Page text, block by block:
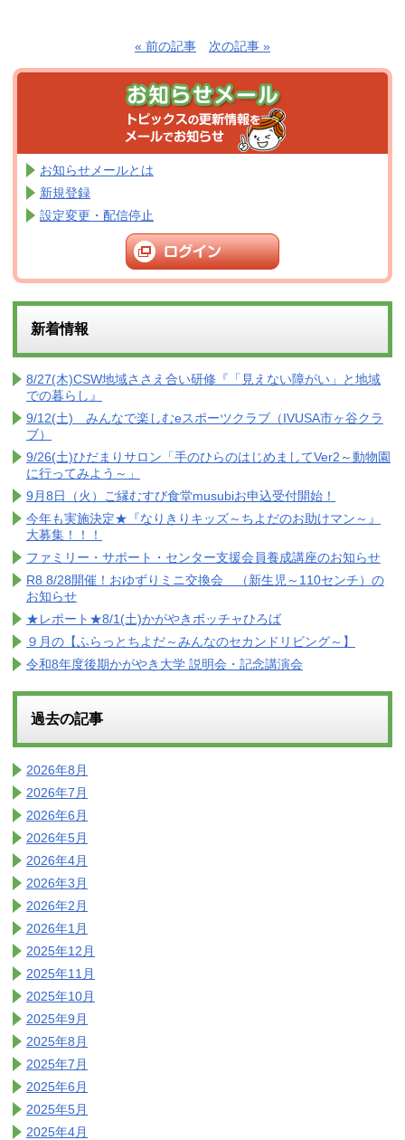
« 前の記事 次の記事 »
お知らせメールとは
新規登録
設定変更・配信停止
新着情報
8/27(木)CSW地域ささえ合い研修『「見えない障がい」と地域
での暮らし』
9/12(土) みんなで楽しむeスポーツクラブ（IVUSA市ヶ谷クラ
ブ）
9/26(土)ひだまりサロン「手のひらのはじめましてVer2～動物園
に行ってみよう～」
9月8日（火）ご縁むすび食堂musubiお申込受付開始！
今年も実施決定★『なりきりキッズ～ちよだのお助けマン～』
大募集！！！
ファミリー・サポート・センター支援会員養成講座のお知らせ
R8 8/28開催！おゆずりミニ交換会 （新生児～110センチ）の
お知らせ
★レポート★8/1(土)かがやきボッチャひろば
９月の【ふらっとちよだ～みんなのセカンドリビング～】
令和8年度後期かがやき大学 説明会・記念講演会
過去の記事
2026年8月
2026年7月
2026年6月
2026年5月
2026年4月
2026年3月
2026年2月
2026年1月
2025年12月
2025年11月
2025年10月
2025年9月
2025年8月
2025年7月
2025年6月
2025年5月
2025年4月